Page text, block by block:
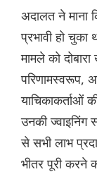
अदालत ने
प्रभावी हो
मामले को
परिणामस्वरूप,
याचिकाकर्ताओं
उनकी ज्वाइनिंग
से सभी लाभ
भीतर पूरी करने